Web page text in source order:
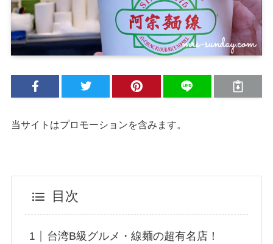
当サイトはプロモーションを含みます。
目次
台湾B級グルメ・線麺の超有名店！